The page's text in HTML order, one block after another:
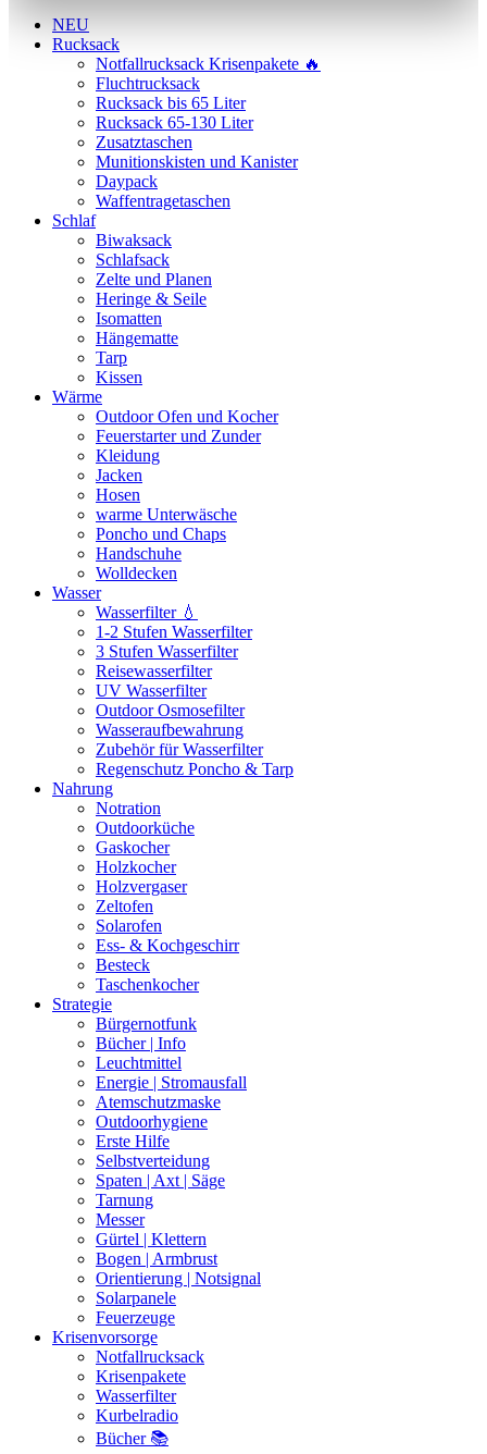
NEU
Rucksack
Notfallrucksack Krisenpakete 🔥
Fluchtrucksack
Rucksack bis 65 Liter
Rucksack 65-130 Liter
Zusatztaschen
Munitionskisten und Kanister
Daypack
Waffentragetaschen
Schlaf
Biwaksack
Schlafsack
Zelte und Planen
Heringe & Seile
Isomatten
Hängematte
Tarp
Kissen
Wärme
Outdoor Ofen und Kocher
Feuerstarter und Zunder
Kleidung
Jacken
Hosen
warme Unterwäsche
Poncho und Chaps
Handschuhe
Wolldecken
Wasser
Wasserfilter 💧
1-2 Stufen Wasserfilter
3 Stufen Wasserfilter
Reisewasserfilter
UV Wasserfilter
Outdoor Osmosefilter
Wasseraufbewahrung
Zubehör für Wasserfilter
Regenschutz Poncho & Tarp
Nahrung
Notration
Outdoorküche
Gaskocher
Holzkocher
Holzvergaser
Zeltofen
Solarofen
Ess- & Kochgeschirr
Besteck
Taschenkocher
Strategie
Bürgernotfunk
Bücher | Info
Leuchtmittel
Energie | Stromausfall
Atemschutzmaske
Outdoorhygiene
Erste Hilfe
Selbstverteidung
Spaten | Axt | Säge
Tarnung
Messer
Gürtel | Klettern
Bogen | Armbrust
Orientierung | Notsignal
Solarpanele
Feuerzeuge
Krisenvorsorge
Notfallrucksack
Krisenpakete
Wasserfilter
Kurbelradio
Bücher 📚